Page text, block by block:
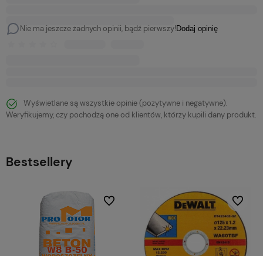
Nie ma jeszcze żadnych opinii, bądź pierwszy! Dodaj opinię
Wyświetlane są wszystkie opinie (pozytywne i negatywne).
Weryfikujemy, czy pochodzą one od klientów, którzy kupili dany produkt.
Bestsellery
Do ulubionych Do